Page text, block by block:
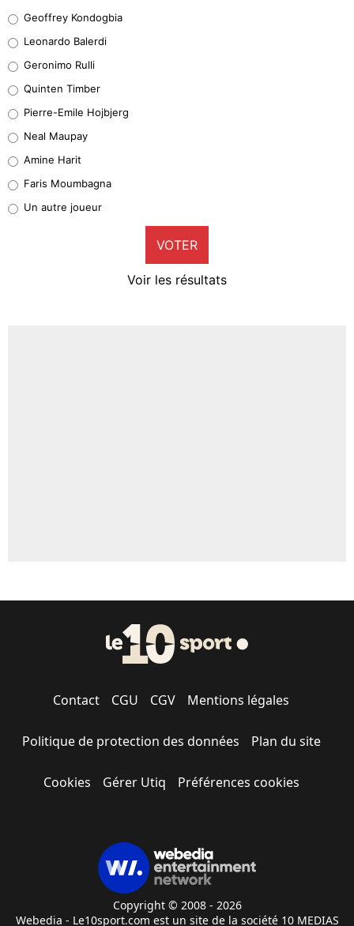
38%
32%
4%
1%
9%
Geoffrey Kondogbia
Leonardo Balerdi
Geronimo Rulli
Quinten Timber
Pierre-Emile Hojbjerg
Neal Maupay
Amine Harit
Faris Moumbagna
Un autre joueur
VOTER
Voir les résultats
Contact CGU CGV Mentions légales
Politique de protection des données Plan du site
Cookies Gérer Utiq Préférences cookies
Copyright © 2008 - 2026
Webedia - Le10sport.com est un site de la société 10 MEDIAS